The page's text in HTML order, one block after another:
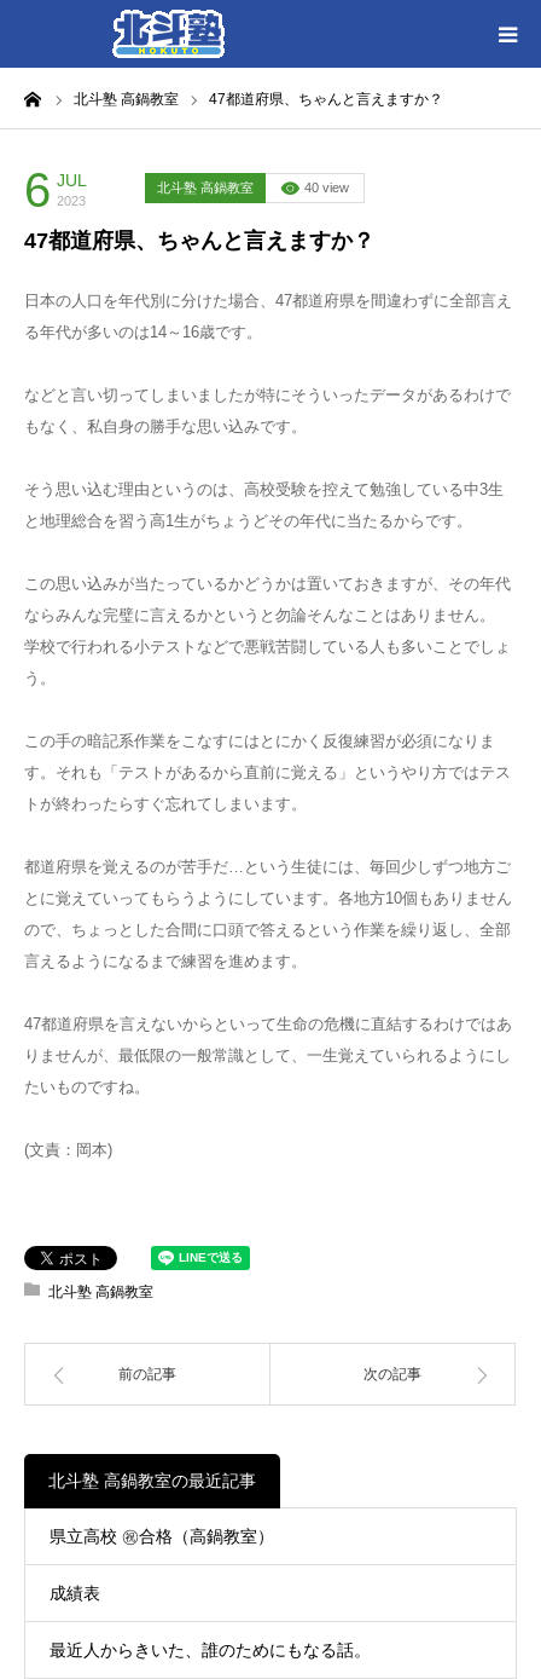
北斗塾 高鍋教室 47都道府県、ちゃんと言えますか？
6 JUL
2023
北斗塾 高鍋教室 40 view
47都道府県、ちゃんと言えますか？
日本の人口を年代別に分けた場合、47都道府県を間違わずに全部言え
る年代が多いのは14～16歳です。
などと言い切ってしまいましたが特にそういったデータがあるわけで
もなく、私自身の勝手な思い込みです。
そう思い込む理由というのは、高校受験を控えて勉強している中3生
と地理総合を習う高1生がちょうどその年代に当たるからです。
この思い込みが当たっているかどうかは置いておきますが、その年代
ならみんな完璧に言えるかというと勿論そんなことはありません。
学校で行われる小テストなどで悪戦苦闘している人も多いことでしょ
う。
この手の暗記系作業をこなすにはとにかく反復練習が必須になりま
す。それも「テストがあるから直前に覚える」というやり方ではテス
トが終わったらすぐ忘れてしまいます。
都道府県を覚えるのが苦手だ…という生徒には、毎回少しずつ地方ご
とに覚えていってもらうようにしています。各地方10個もありません
ので、ちょっとした合間に口頭で答えるという作業を繰り返し、全部
言えるようになるまで練習を進めます。
47都道府県を言えないからといって生命の危機に直結するわけではあ
りませんが、最低限の一般常識として、一生覚えていられるようにし
たいものですね。
(文責：岡本)
北斗塾 高鍋教室
前の記事 次の記事
北斗塾 高鍋教室の最近記事
県立高校 ㊗合格（高鍋教室）
成績表
最近人からきいた、誰のためにもなる話。
HOME
各教室別に記事を見る
北斗塾／教室一覧
お問い合わせ